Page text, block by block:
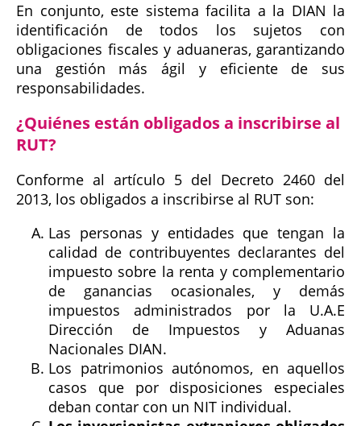
En conjunto, este sistema facilita a la DIAN la
identificación de todos los sujetos con
obligaciones fiscales y aduaneras, garantizando
una gestión más ágil y eficiente de sus
responsabilidades.
¿Quiénes están obligados a inscribirse al
RUT?
Conforme al artículo 5 del Decreto 2460 del
2013, los obligados a inscribirse al RUT son:
Las personas y entidades que tengan la
calidad de contribuyentes declarantes del
impuesto sobre la renta y complementario
de ganancias ocasionales, y demás
impuestos administrados por la U.A.E
Dirección de Impuestos y Aduanas
Nacionales DIAN.
Los patrimonios autónomos, en aquellos
casos que por disposiciones especiales
deban contar con un NIT individual.